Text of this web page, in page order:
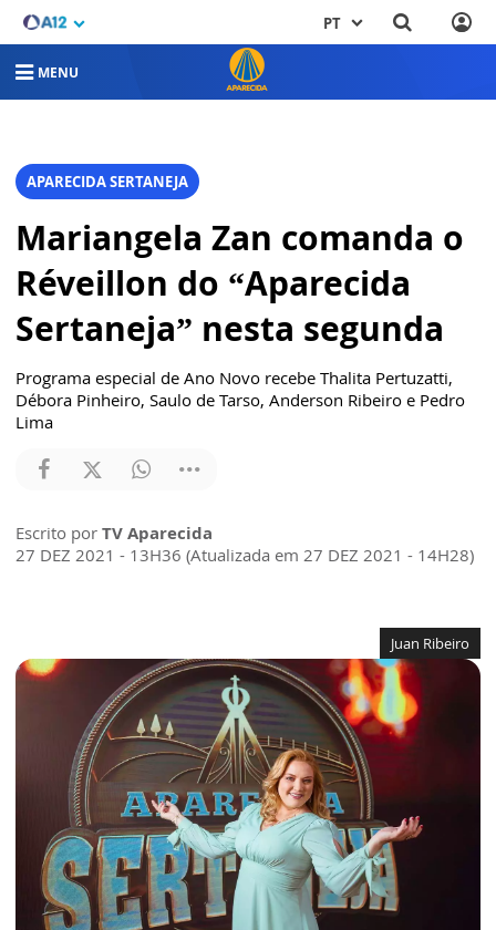
PT
MENU
APARECIDA SERTANEJA
Mariangela Zan comanda o
Réveillon do “Aparecida
Sertaneja” nesta segunda
Programa especial de Ano Novo recebe Thalita Pertuzatti,
Débora Pinheiro, Saulo de Tarso, Anderson Ribeiro e Pedro
Lima
Escrito por TV Aparecida
27 DEZ 2021 - 13H36 (Atualizada em 27 DEZ 2021 - 14H28)
Juan Ribeiro